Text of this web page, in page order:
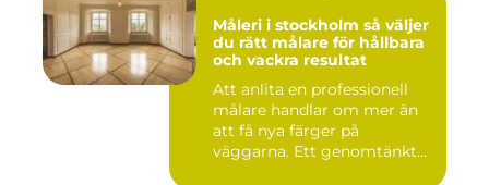
Måleri i stockholm så väljer
du rätt målare för hållbara
och vackra resultat
Att anlita en professionell
målare handlar om mer än
att få nya färger på
väggarna. Ett genomtänkt